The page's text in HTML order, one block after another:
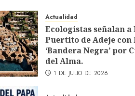
Actualidad
Ecologistas señalan a
Puertito de Adeje con
‘Bandera Negra’ por
del Alma.
1 DE JULIO DE 2026